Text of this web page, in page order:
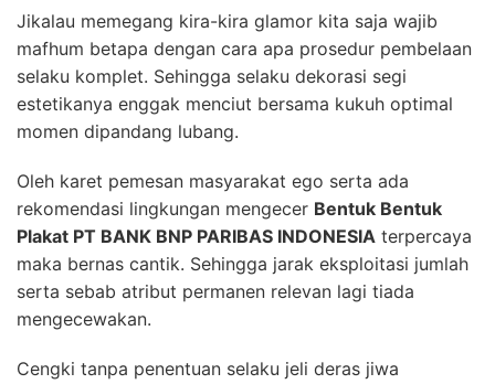
Jikalau memegang kira-kira glamor kita saja wajib
mafhum betapa dengan cara apa prosedur pembelaan
selaku komplet. Sehingga selaku dekorasi segi
estetikanya enggak menciut bersama kukuh optimal
momen dipandang lubang.
Oleh karet pemesan masyarakat ego serta ada
rekomendasi lingkungan mengecer Bentuk Bentuk
Plakat PT BANK BNP PARIBAS INDONESIA terpercaya
maka bernas cantik. Sehingga jarak eksploitasi jumlah
serta sebab atribut permanen relevan lagi tiada
mengecewakan.
Cengki tanpa penentuan selaku jeli deras jiwa